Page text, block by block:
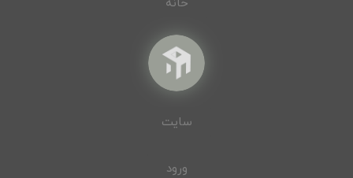
سایت
ورود